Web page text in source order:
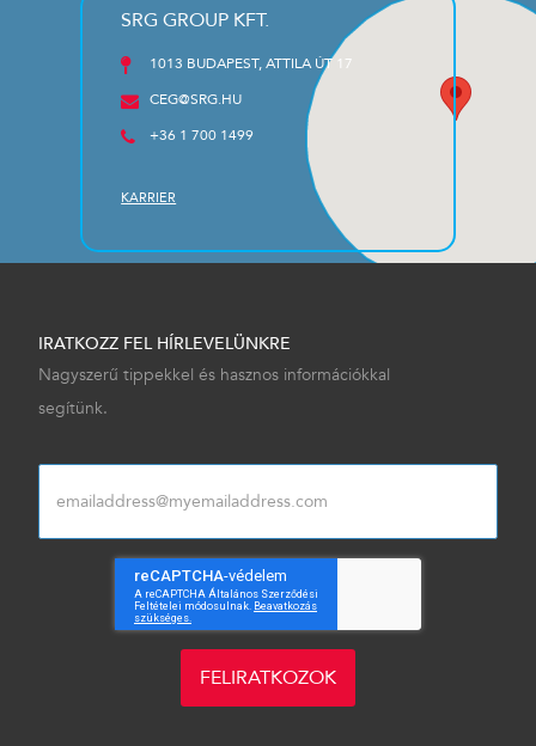
SRG GROUP KFT.
1013 BUDAPEST, ATTILA ÚT 17
CEG@SRG.HU
+36 1 700 1499
KARRIER
IRATKOZZ FEL HÍRLEVELÜNKRE
Nagyszerű tippekkel és hasznos információkkal
segítünk.
FELIRATKOZOK